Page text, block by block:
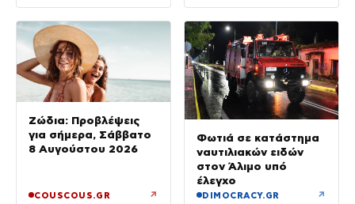
Ζώδια: Προβλέψεις
για σήμερα, Σάββατο
8 Αυγούστου 2026
COUSCOUS.GR ↗
Φωτιά σε κατάστημα
ναυτιλιακών ειδών
στον Άλιμο υπό
έλεγχο
DIMOCRACY.GR ↗